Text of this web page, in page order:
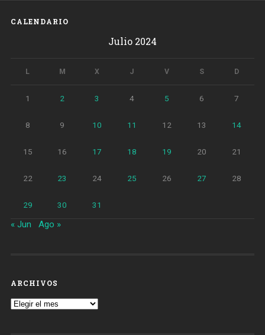
CALENDARIO
Julio 2024
L M X J V S D
1 2 3 4 5 6 7
8 9 10 11 12 13 14
15 16 17 18 19 20 21
22 23 24 25 26 27 28
29 30 31
« Jun Ago »
ARCHIVOS
Archivos